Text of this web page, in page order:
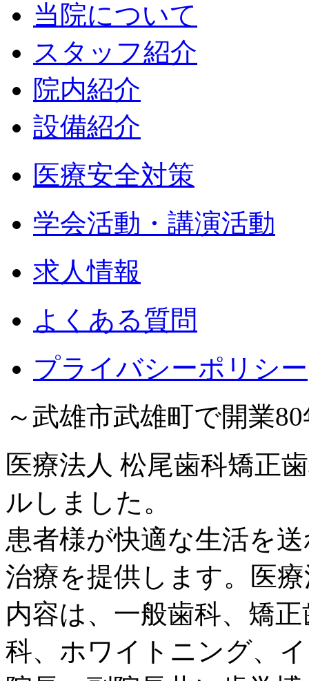
当院について
スタッフ紹介
院内紹介
設備紹介
医療安全対策
学会活動・講演活動
求人情報
よくある質問
プライバシーポリシー
～武雄市武雄町で開業
医療法人 松尾歯科矯正
ルしました。
患者様が快適な生活を
治療を提供します。医
内容は、一般歯科、矯
科、ホワイトニング、